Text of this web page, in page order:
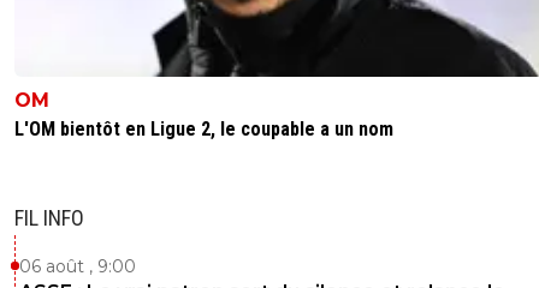
OM
L'OM bientôt en Ligue 2, le coupable a un nom
FIL INFO
06 août , 9:00